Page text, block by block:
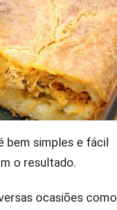
bem simples e fácil
o resultado.
ocasiões como